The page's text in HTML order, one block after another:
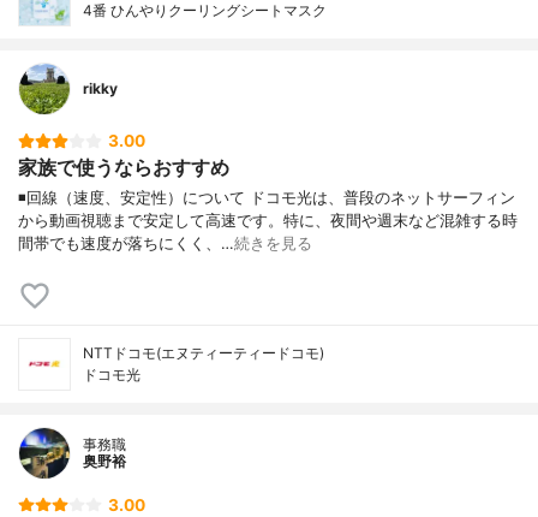
4番 ひんやりクーリングシートマスク
rikky
3.00
家族で使うならおすすめ
◾️回線（速度、安定性）について ドコモ光は、普段のネットサーフィン
から動画視聴まで安定して高速です。特に、夜間や週末など混雑する時
間帯でも速度が落ちにくく、…続きを見る
NTTドコモ(エヌティーティードコモ)
ドコモ光
事務職
奥野裕
3.00